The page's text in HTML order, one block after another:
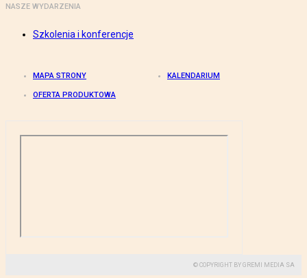
NASZE WYDARZENIA
Szkolenia i konferencje
MAPA STRONY KALENDARIUM
OFERTA PRODUKTOWA
© COPYRIGHT BY GREMI MEDIA SA